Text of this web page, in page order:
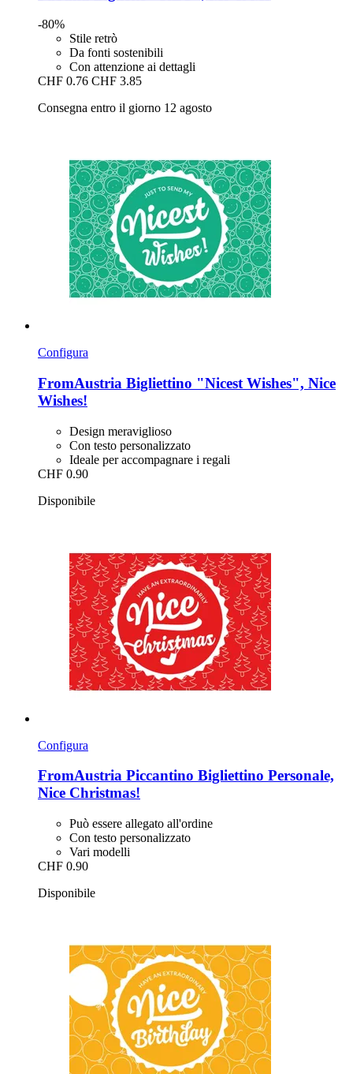
-80%
Stile retrò
Da fonti sostenibili
Con attenzione ai dettagli
CHF 0.76 CHF 3.85
Consegna entro il giorno 12 agosto
Configura
FromAustria Bigliettino "Nicest Wishes", Nice
Wishes!
Design meraviglioso
Con testo personalizzato
Ideale per accompagnare i regali
CHF 0.90
Disponibile
Configura
FromAustria Piccantino Bigliettino Personale,
Nice Christmas!
Può essere allegato all'ordine
Con testo personalizzato
Vari modelli
CHF 0.90
Disponibile